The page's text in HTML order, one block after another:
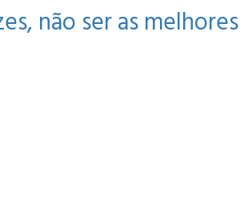
não ser as melhores